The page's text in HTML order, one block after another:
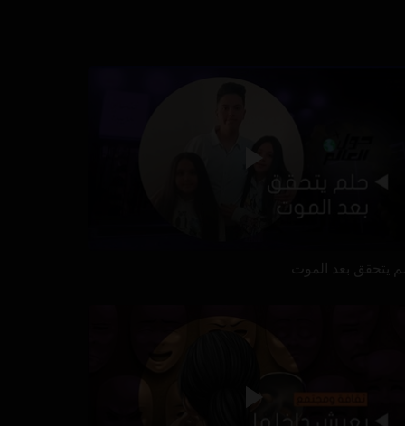
يتحقق بعد الموت